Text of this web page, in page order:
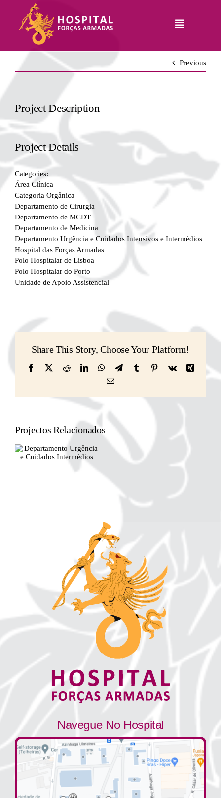
content
Toggle
Informações
Legais
Junte-Se A Nós
Contatos
RHLogin
Previous
Project Description
Project Details
Categories:
Área Clínica
Categoria Orgânica
Departamento de Cirurgia
Departamento de MCDT
Departamento de Medicina
Departamento Urgência e Cuidados Intensivos e Intermédios
Hospital das Forças Armadas
Polo Hospitalar de Lisboa
Polo Hospitalar do Porto
Unidade de Apoio Assistencial
Share This Story, Choose Your Platform!
Facebook
X RedditLinkedInWhatsApp
TelegramTumblrPinterest
Vk
Xing
Email
mas
Projectos Relacionados
Navegue No Hospital